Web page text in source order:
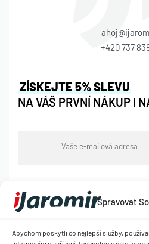
Spravovat
Abychom poskytli co nejlepší služby,
+420 737
NĚJAKÉ TY FORMALITY
Obchodní podmínky
ZÍSKEJTE 5% SLEVU
NA VÁŠ PRVNÍ NÁKUP i